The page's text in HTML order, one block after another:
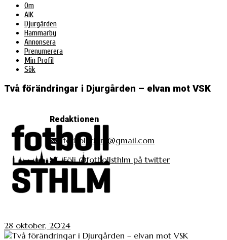
Om
AIK
Djurgården
Hammarby
Annonsera
Prenumerera
Min Profil
Sök
Två förändringar i Djurgården – elvan mot VSK
Redaktionen
fotbollsthlm@gmail.com
Följ @fotbollsthlm på twitter
28 oktober, 2024